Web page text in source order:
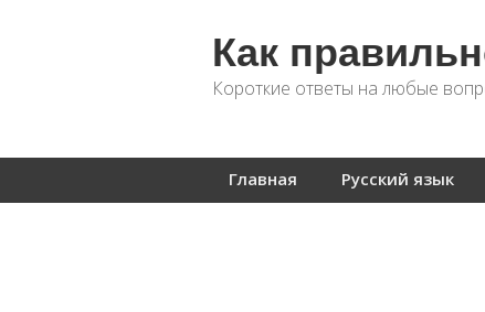
Как
Короткие ответы на любые
Главная Русский язык